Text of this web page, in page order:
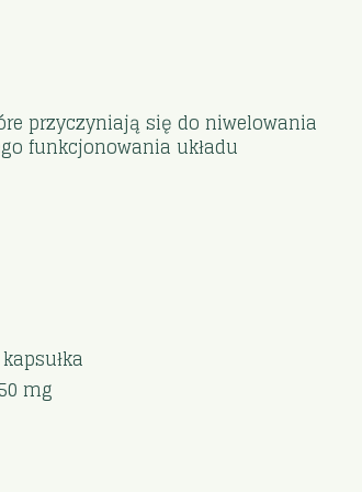
przyczyniają się do niwelowania
funkcjonowania układu
mg